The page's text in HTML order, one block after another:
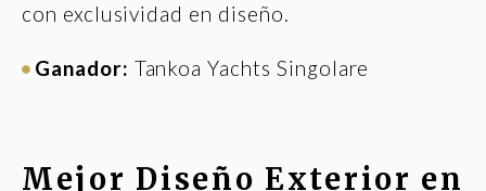
con exclusividad en diseño.
Ganador: Tankoa Yachts Singolare
Mejor Diseño Exterior en